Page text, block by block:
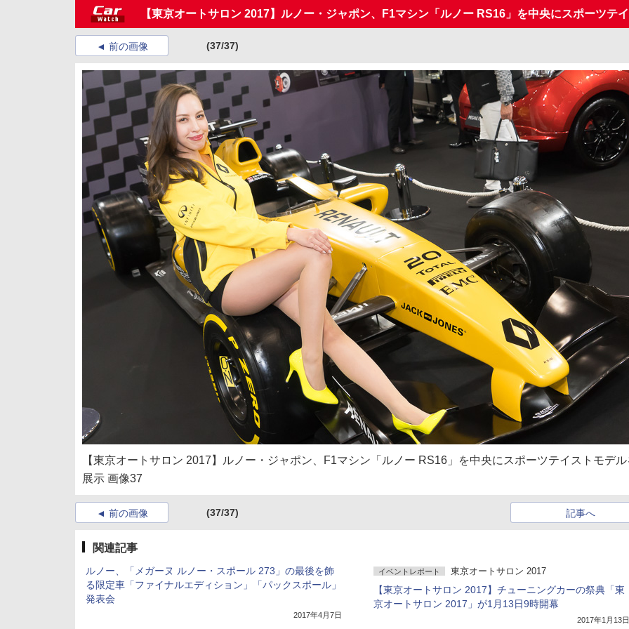
【東京オートサロン 2017】ルノー・ジャポン、F1マシン「ルノー RS16」を中央にスポーツテ
前の画像 (37/37)
【東京オートサロン 2017】ルノー・ジャポン、F1マシン「ルノー RS16」を中央にスポーツテイストモデル
展示 画像37
前の画像 (37/37) 記事へ
関連記事
ルノー、「メガーヌ ルノー・スポール 273」の最後を飾
る限定車「ファイナルエディション」「パックスポール」
発表会
2017年4月7日
イベントレポート 東京オートサロン 2017
【東京オートサロン 2017】チューニングカーの祭典「東
京オートサロン 2017」が1月13日9時開幕
2017年1月13日